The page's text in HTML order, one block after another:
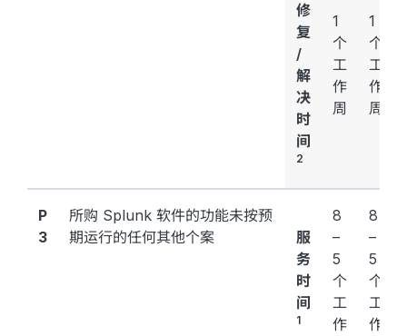
修
复
/
解
决
时
间
2
1
个
工
作
周
1
个
工
作
周
P
3
所购 Splunk 软件的功能未按预
期运行的任何其他个案
服
务
时
间
1
8
–
5
个
工
作
8
–
5
个
工
作